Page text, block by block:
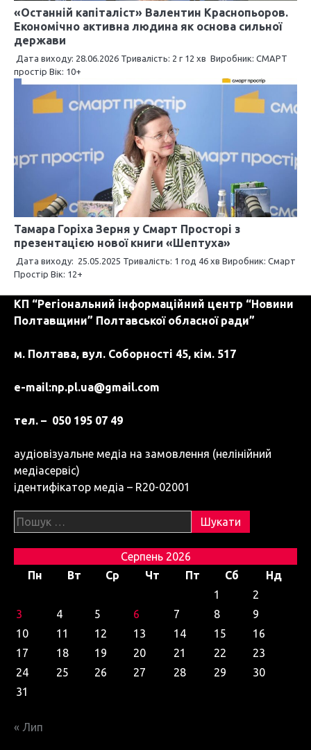
«Останній капіталіст» Валентин Краснопьоров.
Економічно активна людина як основа сильної
держави
Дата виходу: 28.06.2026 Тривалість: 2 г 12 хв Виробник: СМАРТ
простір Вік: 10+
Тамара Горіха Зерня у Смарт Просторі з
презентацією нової книги «Шептуха»
Дата виходу: 25.05.2025 Тривалість: 1 год 46 хв Виробник: Смарт
Простір Вік: 12+
КП “Регіональний інформаційний центр “Новини
Полтавщини” Полтавської обласної ради”
м. Полтава, вул. Соборності 45, кім. 517
e-mail:np.pl.ua@gmail.com
тел. – 050 195 07 49
аудіовізуальне медіа на замовлення (нелінійний
медіасервіс)
ідентифікатор медіа – R20-02001
Пошук:
Серпень 2026
Пн
Вт Ср Чт Пт Сб
Нд
1
2
3
4 5 6 7 8
9
10
11 12 13 14 15
16
17
18 19 20 21 22
23
24
25 26 27 28 29
30
31
« Лип